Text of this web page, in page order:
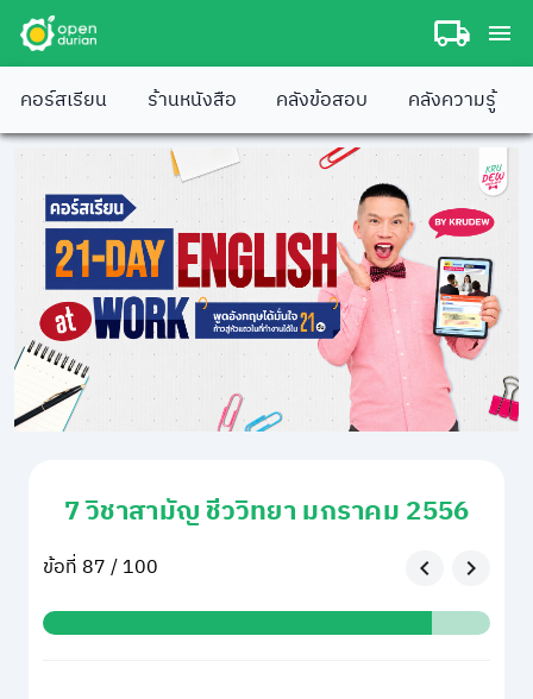
คอร์สเรียน ร้านหนังสือ คลังข้อสอบ คลังความรู้
7 วิชาสามัญ ชีววิทยา มกราคม 2556
ข้อที่ 87 / 100